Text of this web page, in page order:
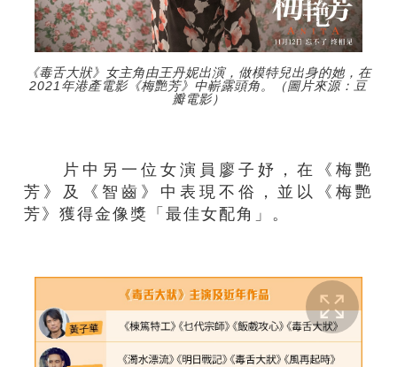
《毒舌大狀》女主角由王丹妮出演，做模特兒出身的她，在
2021年港產電影《梅艷芳》中嶄露頭角。（圖片來源：豆
瓣電影）
片中另一位女演員廖子妤，在《梅艷
芳》及《智齒》中表現不俗，並以《梅艷
芳》獲得金像獎「最佳女配角」。